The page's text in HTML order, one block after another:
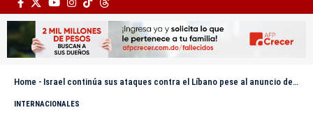
Home - Israel continúa sus ataques contra el Líbano pese al anuncio de Trump del fin de la guerra
INTERNACIONALES